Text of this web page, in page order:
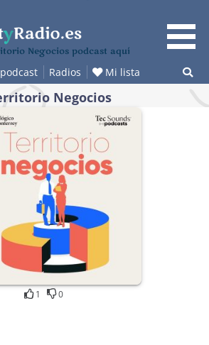
Negocios podcast aquí
Radios Mi lista
Negocios
1 0